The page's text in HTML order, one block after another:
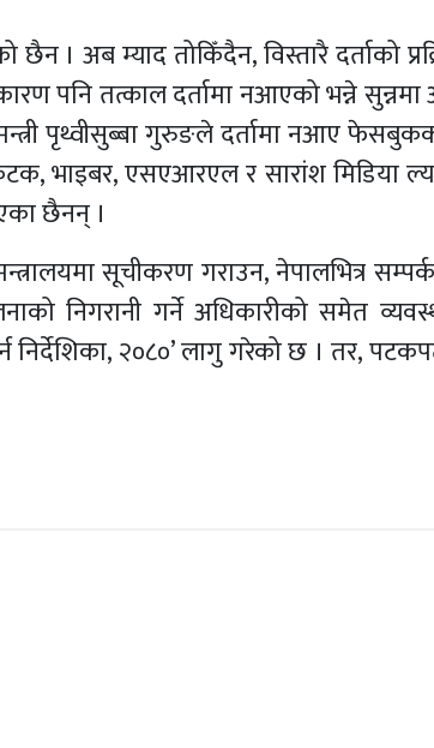
। अब म्याद तोकिँदैन, विस्तारै दर्ताको
पनि तत्काल दर्तामा नआएको भन्ने
पृथ्वीसुब्बा गुरुङले दर्तामा नआए
भाइबर, एसएआरएल र सारांश मिडिया
छैनन् ।
सूचीकरण गराउन, नेपालभित्र
निगरानी गर्ने अधिकारीको समेत
निर्देशिका, २०८०’ लागु गरेको छ । तर,